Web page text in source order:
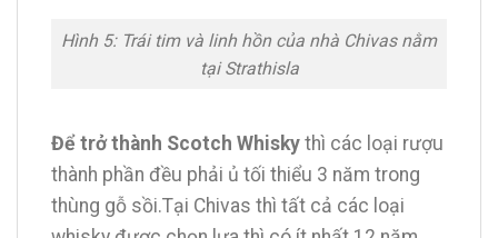
Hình 5: Trái tim và linh hồn của nhà Chivas nằm
tại Strathisla
Để trở thành Scotch Whisky thì các loại rượu
thành phần đều phải ủ tối thiểu 3 năm trong
thùng gỗ sồi.Tại Chivas thì tất cả các loại